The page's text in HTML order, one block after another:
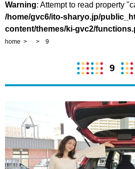
Warning: Attempt to read property
/home/gvc6/ito-sharyo.jp/
content/themes/ki-gvc2/
home 9
9